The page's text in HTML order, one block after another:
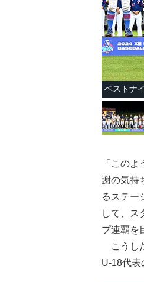
ベストナ
「この
謝の気持
るステー
して、ス
プ連覇を
こうし
U-18代表